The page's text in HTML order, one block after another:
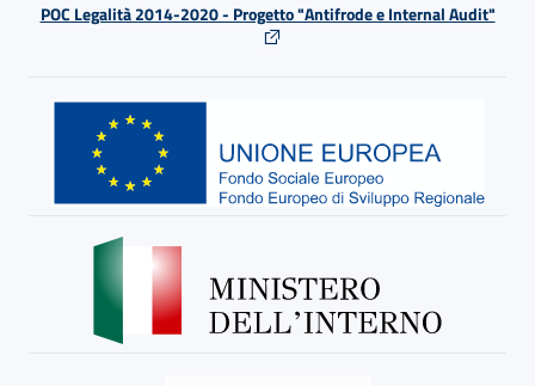
POC Legalità 2014-2020 - Progetto "Antifrode e Internal Audit"